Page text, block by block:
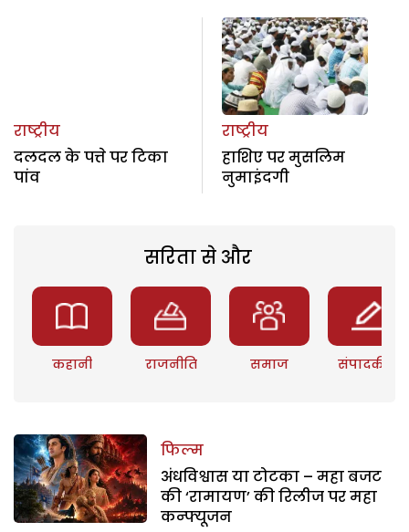
राष्ट्रीय
दलदल के पत्ते पर टिका
पांव
राष्ट्रीय
हाशिए पर मुसलिम
नुमाइंदगी
सरिता से और
कहानी राजनीति समाज संपादकीय
फिल्म
अंधविश्वास या टोटका – महा बजट
की ‘रामायण’ की रिलीज पर महा
कन्फ्यूजन